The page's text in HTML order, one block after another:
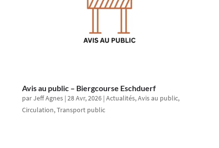
Avis au public – Biergcourse Eschduerf
parJeff Agnes| 28 Avr, 2026| Actualités,Avis au public,
Circulation,Transport public